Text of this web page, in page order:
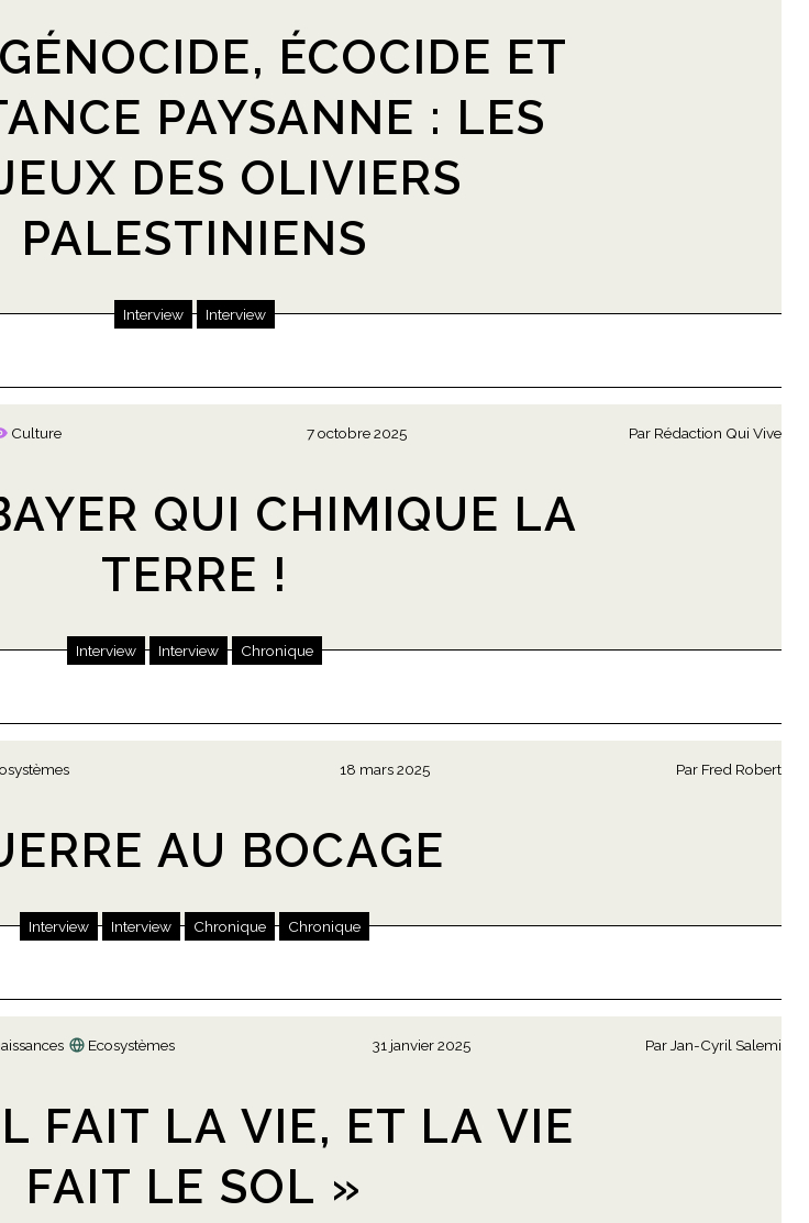
ÉCOCIDE ET
PAYSANNE : LES
DES OLIVIERS
PALESTINIENS
Interview Interview
Culture 7 octobre 2025 Par Rédaction Qui Vive
QUI CHIMIQUE LA
TERRE !
Interview Interview Chronique
18 mars 2025 Par Fred Robert
AU BOCAGE
Interview Interview Chronique Chronique
Ecosystèmes 31 janvier 2025 Par Jan-Cyril Salemi
FAIT LA VIE, ET LA VIE
FAIT LE SOL »